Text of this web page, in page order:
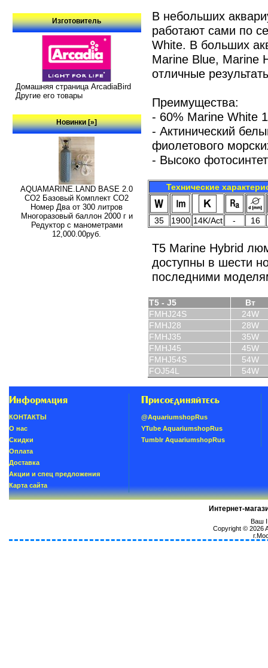
Изготовитель
Домашняя страница ArcadiaBird
Другие его товары
Новинки [»]
AQUAMARINE.LAND BASE 2.0
СО2 Базовый Комплект СО2
Номер Два от 300 литров
Многоразовый баллон 2000 г и
Редуктор с манометрами
12,000.00руб.
В небольших
работают сами по
White. В больших
Marine Blue, Marine
отличные
Преимущества:
- 60% Marine White
- Актинический
фиолетового
- Высоко
Технические
35 1900 14K/Act - 16
T5 Marine Hybrid
доступны в шести
последними
T5 - J5
Вт
FMHJ24S
24W
FMHJ28
28W
FMHJ35
35W
FMHJ45
45W
FMHJ54S 54W
FOJ54L
54W
Информация
КОНТАКТЫ
О нас
Скидки
Oплатa
Доставка
Акции и спец предложения
Карта сайта
Присоединяйтесь
@AquariumshopRus
YTube AquariumshopRus
Tumblr AquariumshopRus
Интернет-
Ваш
Copyright © 2026